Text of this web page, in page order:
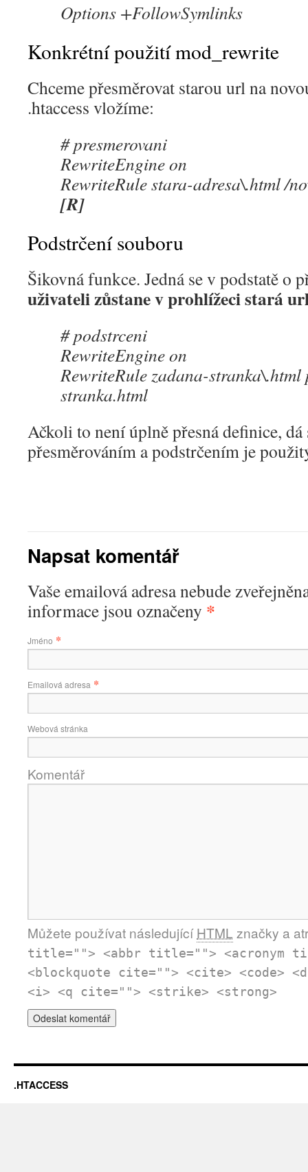
Options +FollowSymlinks
Konkrétní použití mod_rewrite
Chceme přesměrovat starou url na
.htaccess vložíme:
# presmerovani
RewriteEngine on
RewriteRule stara-adresa\.html /
[R]
Podstrčení souboru
Šikovná funkce. Jedná se v podstatě o
uživateli zůstane v prohlížeci stará
# podstrceni
RewriteEngine on
RewriteRule zadana-stranka\.html
stranka.html
Ačkoli to není úplně přesná definice,
přesměrováním a podstrčením je
Napsat komentář
Vaše emailová adresa nebude
informace jsou označeny *
Jméno *
Emailová adresa *
Webová stránka
Komentář
Můžete používat následujícíHTML značky a
title=""> <abbr title=""> <acronym
<blockquote cite=""> <cite> <code>
<i> <q cite=""> <strike> <strong>
.HTACCESS